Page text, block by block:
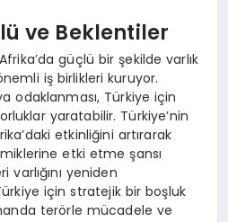
ve Beklentiler
güçlü bir şekilde varlık
iş birlikleri kuruyor.
odaklanması, Türkiye için
yaratabilir. Türkiye’nin
etkinliğini artırarak
etki etme şansı
varlığını yeniden
için stratejik bir boşluk
terörle mücadele ve